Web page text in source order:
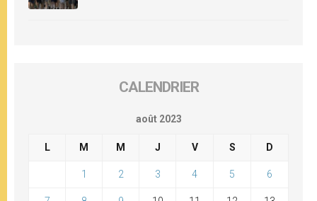
CALENDRIER
août 2023
L M M J V S D
1 2 3 4 5 6